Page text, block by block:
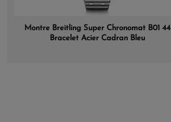
Montre Breitling Super Chronomat B01 44
Bracelet Acier Cadran Bleu